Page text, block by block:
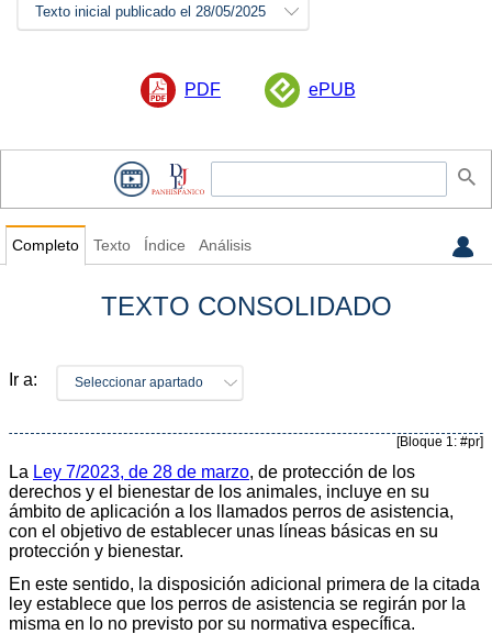
Texto inicial publicado el 28/05/2025
PDF ePUB
Completo Texto Índice Análisis
TEXTO CONSOLIDADO
Ir a: Seleccionar apartado
[Bloque 1: #pr]
La Ley 7/2023, de 28 de marzo, de protección de los
derechos y el bienestar de los animales, incluye en su
ámbito de aplicación a los llamados perros de asistencia,
con el objetivo de establecer unas líneas básicas en su
protección y bienestar.
En este sentido, la disposición adicional primera de la citada
ley establece que los perros de asistencia se regirán por la
misma en lo no previsto por su normativa específica.